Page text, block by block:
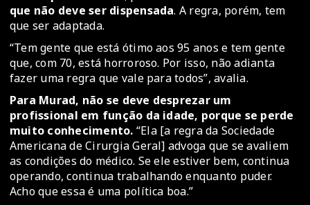
que não deve ser dispensada. A regra, porém, tem
que ser adaptada.
“Tem gente que está ótimo aos 95 anos e tem gente
que, com 70, está horroroso. Por isso, não adianta
fazer uma regra que vale para todos”, avalia.
Para Murad, não se deve desprezar um
profissional em função da idade, porque se perde
muito conhecimento. “Ela [a regra da Sociedade
Americana de Cirurgia Geral] advoga que se avaliem
as condições do médico. Se ele estiver bem, continua
operando, continua trabalhando enquanto puder.
Acho que essa é uma política boa.”